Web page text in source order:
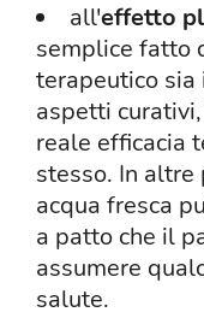
all'effetto
semplice fatto
terapeutico
aspetti
reale efficacia
stesso. In altre
acqua fresca
a patto che il
assumere
salute.